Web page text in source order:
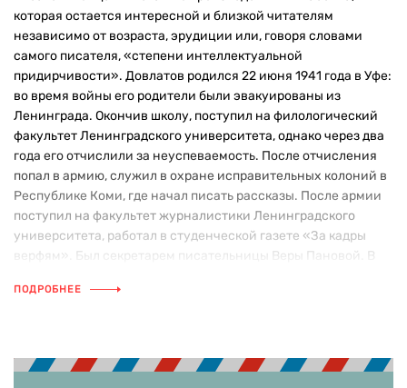
которая остается интересной и близкой читателям
независимо от возраста, эрудиции или, говоря словами
самого писателя, «степени интеллектуальной
придирчивости». Довлатов родился 22 июня 1941 года в Уфе:
во время войны его родители были эвакуированы из
Ленинграда. Окончив школу, поступил на филологический
факультет Ленинградского университета, однако через два
года его отчислили за неуспеваемость. После отчисления
попал в армию, служил в охране исправительных колоний в
Республике Коми, где начал писать рассказы. После армии
поступил на факультет журналистики Ленинградского
университета, работал в студенческой газете «За кадры
верфям». Был секретарем писательницы Веры Пановой. В
«Советская Эстония», «Моряк Эстонии», «Вечерний
декрет сотрудницу; летом 1976-го и 1977 года проводил
экскурсии в Пушкинских Горах. В 1978 году из-за
ПОДРОБНЕЕ